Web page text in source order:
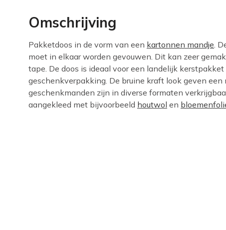
Omschrijving
Pakketdoos in de vorm van een kartonnen mandje.
moet in elkaar worden gevouwen. Dit kan zeer
tape. De doos is ideaal voor een landelijk
geschenkverpakking. De bruine kraft look geven een
geschenkmanden zijn in diverse formaten
aangekleed met bijvoorbeeld houtwol en